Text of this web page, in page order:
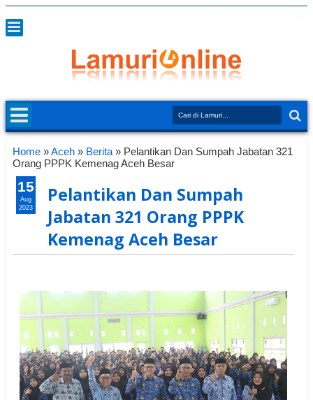
Home »Aceh » Berita » Pelantikan Dan Sumpah Jabatan 321
Orang PPPK Kemenag Aceh Besar
Pelantikan Dan Sumpah
Jabatan 321 Orang PPPK
Kemenag Aceh Besar
15
Aug
2023